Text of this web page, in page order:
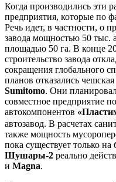
Когда производились эти
предприятия, которые по
Речь идет, в частности, о
завода мощностью 50 тыс.
площадью 50 га. В конце
строительство завода
сокращения глобального
планов отказались
Sumitomo. Они
совместное предприятие
автокомпонентов «
автозавод. В расчетах
также мощность
пока существует только
Шушары-2 реально
и Magna.